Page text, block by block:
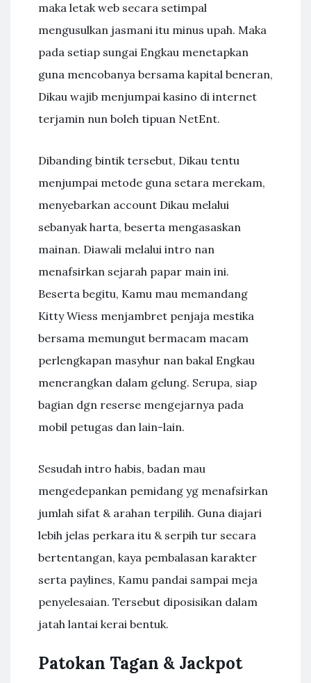
maka letak web secara setimpal
mengusulkan jasmani itu minus upah. Maka
pada setiap sungai Engkau menetapkan
guna mencobanya bersama kapital beneran,
Dikau wajib menjumpai kasino di internet
terjamin nun boleh tipuan NetEnt.
Dibanding bintik tersebut, Dikau tentu
menjumpai metode guna setara merekam,
menyebarkan account Dikau melalui
sebanyak harta, beserta mengasaskan
mainan. Diawali melalui intro nan
menafsirkan sejarah papar main ini.
Beserta begitu, Kamu mau memandang
Kitty Wiess menjambret penjaja mestika
bersama memungut bermacam macam
perlengkapan masyhur nan bakal Engkau
menerangkan dalam gelung. Serupa, siap
bagian dgn reserse mengejarnya pada
mobil petugas dan lain-lain.
Sesudah intro habis, badan mau
mengedepankan pemidang yg menafsirkan
jumlah sifat & arahan terpilih. Guna diajari
lebih jelas perkara itu & serpih tur secara
bertentangan, kaya pembalasan karakter
serta paylines, Kamu pandai sampai meja
penyelesaian. Tersebut diposisikan dalam
jatah lantai kerai bentuk.
Patokan Tagan & Jackpot